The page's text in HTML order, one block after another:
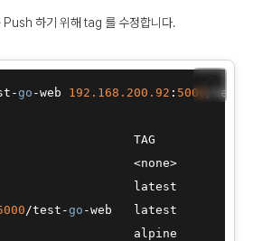
하기 위해 tag 를 수정합니다.
go -web 192.168 .200 .92 : 5000 /test-
TAG
/test-go -web
📋